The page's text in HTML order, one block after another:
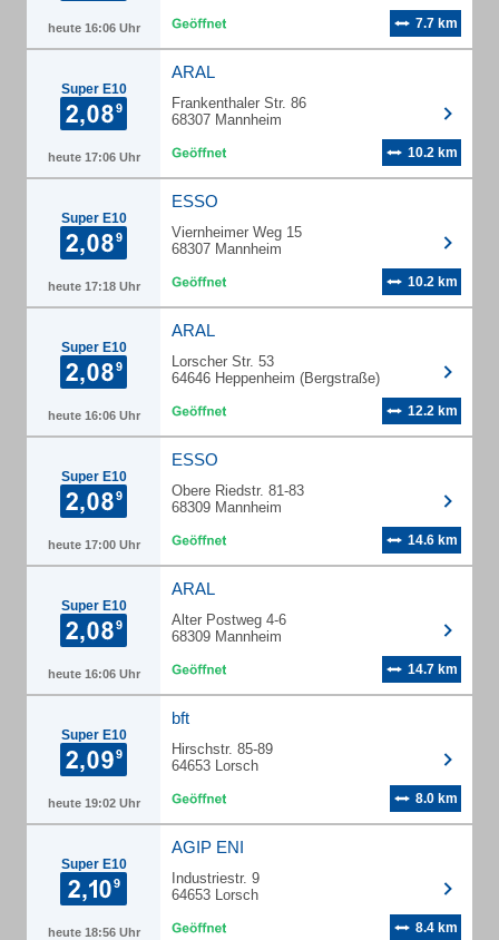
heute 16:06 Uhr 7.7 km
Super E10
heute 17:06 Uhr
ARAL
Frankenthaler Str. 86
68307 Mannheim
10.2 km
Super E10
heute 17:18 Uhr
ESSO
Viernheimer Weg 15
68307 Mannheim
10.2 km
Super E10
heute 16:06 Uhr
ARAL
Lorscher Str. 53
64646 Heppenheim (Bergstraße)
12.2 km
Super E10
heute 17:00 Uhr
ESSO
Obere Riedstr. 81-83
68309 Mannheim
14.6 km
Super E10
heute 16:06 Uhr
ARAL
Alter Postweg 4-6
68309 Mannheim
14.7 km
Super E10
heute 19:02 Uhr
bft
Hirschstr. 85-89
64653 Lorsch
8.0 km
Super E10
heute 18:56 Uhr
AGIP ENI
Industriestr. 9
64653 Lorsch
8.4 km